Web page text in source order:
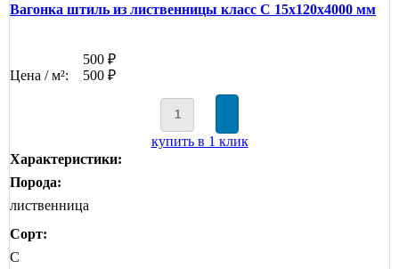
Вагонка штиль из лиственницы класс С 15x120x4000 мм
500 ₽
Цена / м²:
500 ₽
купить в 1 клик
Характеристики:
Порода:
лиственница
Сорт:
C